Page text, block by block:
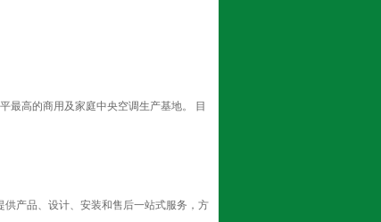
最高的商用及家庭中央空调生产基地。 目
产品、设计、安装和售后一站式服务，方